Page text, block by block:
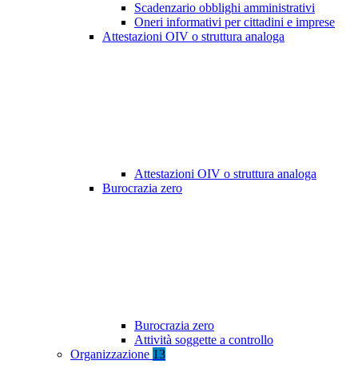
Scadenzario obblighi amministrativi
Oneri informativi per cittadini e imprese
Attestazioni OIV o struttura analoga
Attestazioni OIV o struttura analoga
Burocrazia zero
Burocrazia zero
Attività soggette a controllo
Organizzazione 13